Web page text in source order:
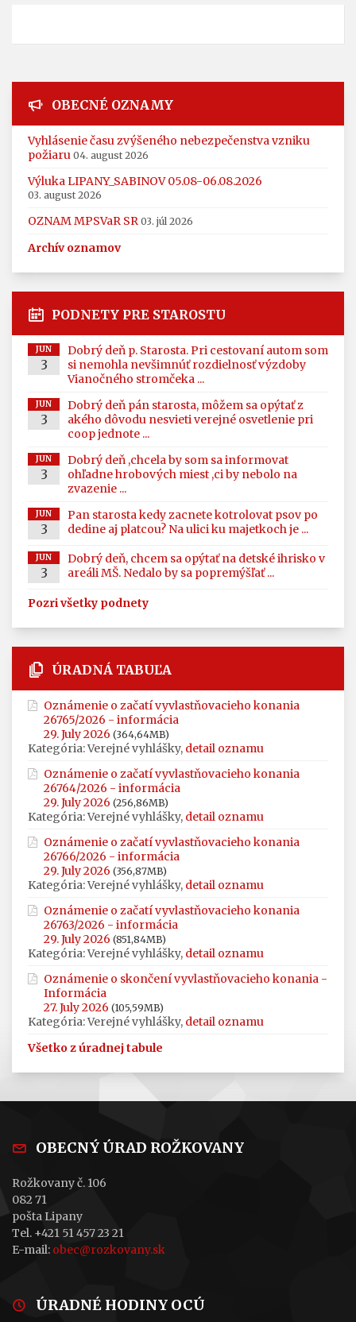
OBECNÉ OZNAMY
Vyhlásenie času zvýšeného nebezpečenstva vzniku
požiaru 04. august 2026
Výluka LIPANY_SABINOV 05.08-06.08.2026
03. august 2026
OZNAM MPSVaR SR 03. júl 2026
Archív oznamov
PODNETY PRE STAROSTU
JUN
3
Dobrý deň p. Starosta. Pri cestovaní autom som
si nemohla nevšimnúť rozdielnosť výzdoby
Vianočného stromčeka ...
JUN
3
Dobrý deň pán starosta, môžem sa opýtať z
akého dôvodu nesvieti verejné osvetlenie pri
coop jednote ...
JUN
3
Dobrý deň ,chcela by som sa informovat
ohľadne hrobových miest ,ci by nebolo na
zvazenie ...
JUN
3
Pan starosta kedy zacnete kotrolovat psov po
dedine aj platcou? Na ulici ku majetkoch je ...
JUN
3
Dobrý deň, chcem sa opýtať na detské ihrisko v
areáli MŠ. Nedalo by sa popremýšľať ...
Pozri všetky podnety
ÚRADNÁ TABUĽA
Oznámenie o začatí vyvlastňovacieho konania
26765/2026 - informácia
29. July 2026 (364,64MB)
Kategória: Verejné vyhlášky, detail oznamu
Oznámenie o začatí vyvlastňovacieho konania
26764/2026 - informácia
29. July 2026 (256,86MB)
Kategória: Verejné vyhlášky, detail oznamu
Oznámenie o začatí vyvlastňovacieho konania
26766/2026 - informácia
29. July 2026 (356,87MB)
Kategória: Verejné vyhlášky, detail oznamu
Oznámenie o začatí vyvlastňovacieho konania
26763/2026 - informácia
29. July 2026 (851,84MB)
Kategória: Verejné vyhlášky, detail oznamu
Oznámenie o skončení vyvlastňovacieho konania -
Informácia
27. July 2026 (105,59MB)
Kategória: Verejné vyhlášky, detail oznamu
Všetko z úradnej tabule
OBECNÝ ÚRAD ROŽKOVANY
Rožkovany č. 106
082 71
pošta Lipany
Tel. +421 51 457 23 21
E-mail: obec@rozkovany.sk
ÚRADNÉ HODINY OCÚ